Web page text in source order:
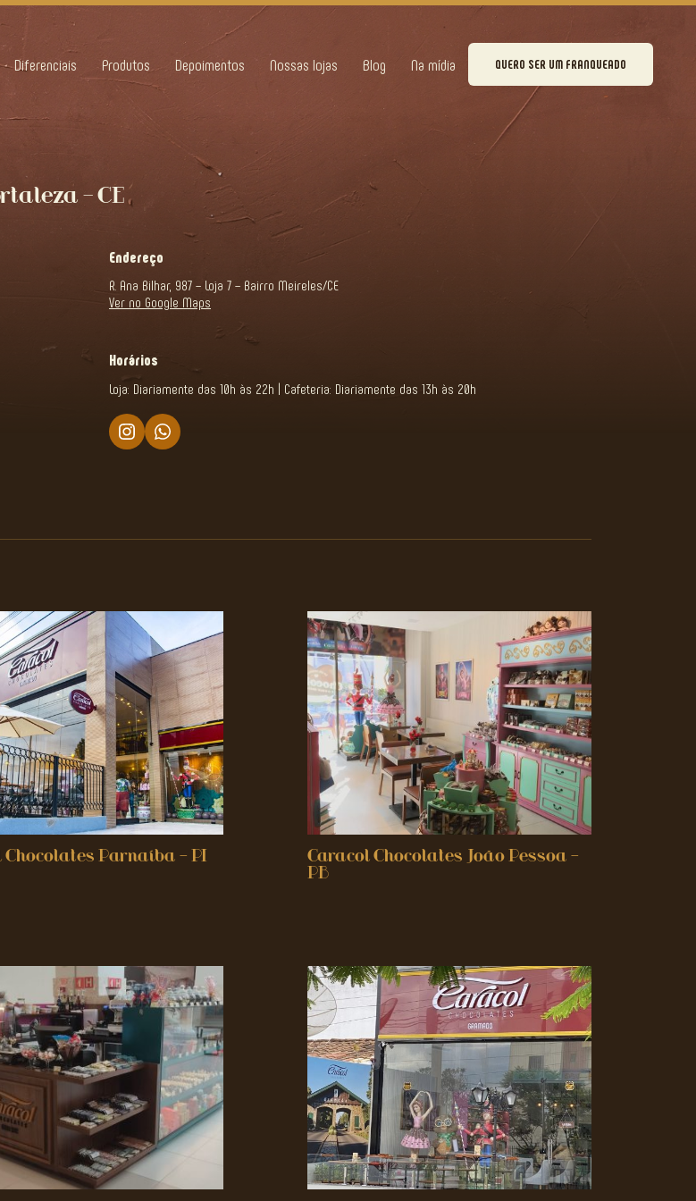
Diferenciais Produtos Depoimentos Nossas lojas Blog Na mídia QUERO SER UM FRANQUEADO
– CE
Endereço
R. Ana Bilhar, 987 – Loja 7 – Bairro Meireles/CE
Ver no Google Maps
Horários
Loja: Diariamente das 10h às 22h | Cafeteria: Diariamente das 13h às 20h
Chocolates Parnaíba – PI
Caracol Chocolates João Pessoa –
PB